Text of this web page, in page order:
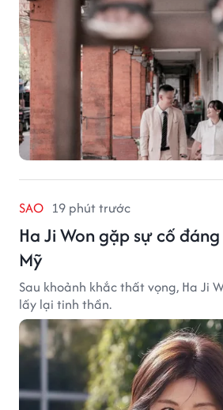
SAO 19 phút trước
Ha Ji Won gặp sự cố
Mỹ
Sau khoảnh khắc thất vọng, Ha Ji
lấy lại tinh thần.